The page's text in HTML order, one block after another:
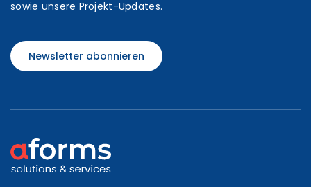
sowie unsere Projekt-Updates.
Newsletter abonnieren